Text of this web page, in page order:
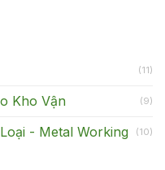
(11)
Kho Vận (9)
- Metal Working (10)